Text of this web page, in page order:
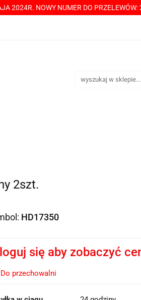
2024R. NOWY NUMER DO
PRZECZYTAJ! <-----
2szt.
HD17350
się aby zobaczyć
Do przechowalni